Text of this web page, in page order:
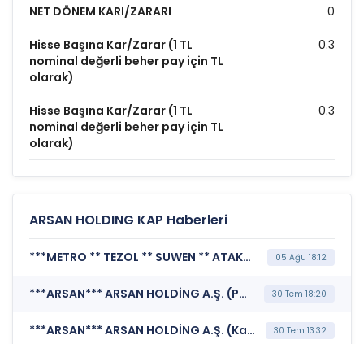
NET DÖNEM KARI/ZARARI 0
Hisse Başına Kar/Zarar (1 TL
nominal değerli beher pay için TL
olarak)
0.3
Hisse Başına Kar/Zarar (1 TL
nominal değerli beher pay için TL
olarak)
0.3
ARSAN HOLDING KAP Haberleri
***METRO ** TEZOL ** SUWEN ** ATAKP ** ULUFA ** EKIM ** AKSGY ** PRKME ** TRALT ** GEREL ** BOSSA ** ARSAN ** BORSK*** BORSA İSTANBUL A.Ş. (BIST Pay Endeksleri) 05 Ağu 18:12
***ARSAN*** ARSAN HOLDİNG A.Ş. (Payların Geri Alınmasına İlişkin Bildirim) 30 Tem 18:20
***ARSAN*** ARSAN HOLDİNG A.Ş. (Kar Payı Dağıtım İşlemlerine İlişkin Bildirim) 30 Tem 13:32